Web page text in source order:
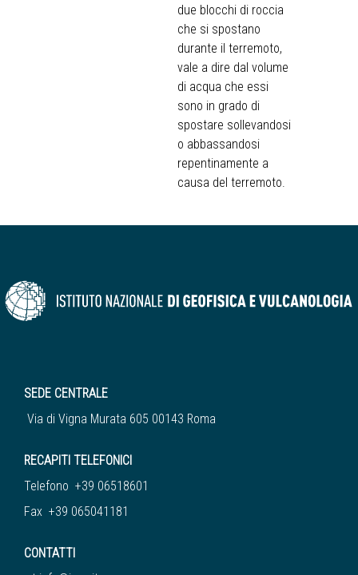
due blocchi di roccia
che si spostano
durante il terremoto,
vale a dire dal volume
di acqua che essi
sono in grado di
spostare sollevandosi
o abbassandosi
repentinamente a
causa del terremoto.
SEDE CENTRALE
Via di Vigna Murata 605 00143 Roma
RECAPITI TELEFONICI
Telefono +39 06518601
Fax +39 065041181
CONTATTI